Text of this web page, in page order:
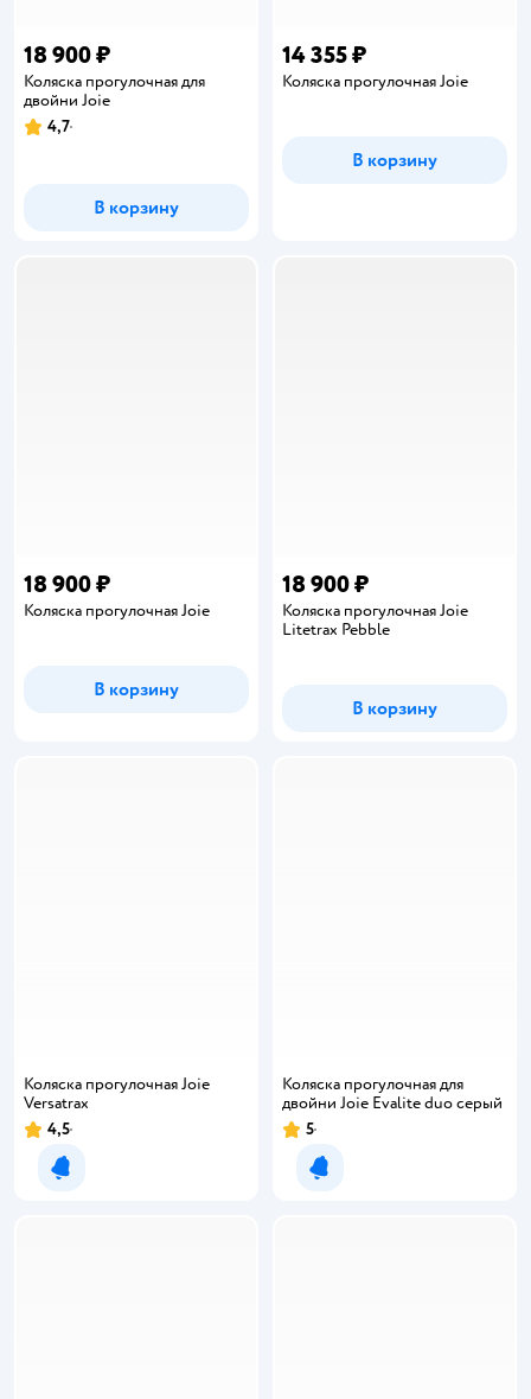
18 900 ₽
Коляска прогулочная для
двойни Joie
Рейтинг:
4,7
В корзину
14 355 ₽
Коляска прогулочная Joie
В корзину
18 900 ₽
Коляска прогулочная Joie
В корзину
18 900 ₽
Коляска прогулочная Joie
Litetrax Pebble
В корзину
Коляска прогулочная Joie
Versatrax
Рейтинг:
4,5
Уведомить о появлении
Коляска прогулочная для
двойни Joie Evalite duo серый
Рейтинг:
5
Уведомить о появлении